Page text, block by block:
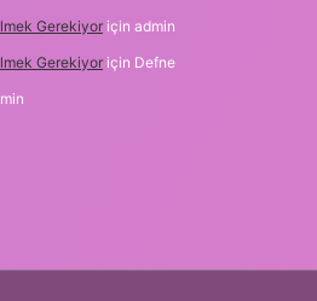
Gerekiyor için admin
Gerekiyor için Defne